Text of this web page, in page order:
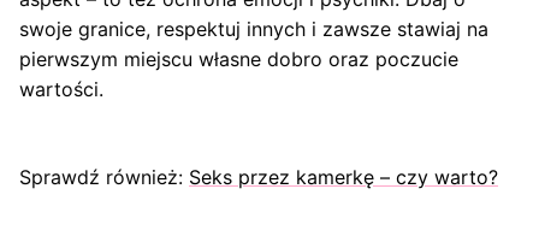
swoje granice, respektuj innych i zawsze stawiaj na
pierwszym miejscu własne dobro oraz poczucie
wartości.
Sprawdź również: Seks przez kamerkę – czy warto?